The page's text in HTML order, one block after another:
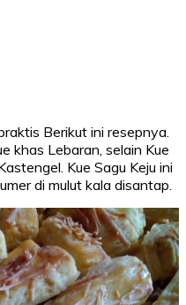
Berikut ini resepnya.
khas Lebaran, selain Kue
Kue Sagu Keju ini
di mulut kala disantap.